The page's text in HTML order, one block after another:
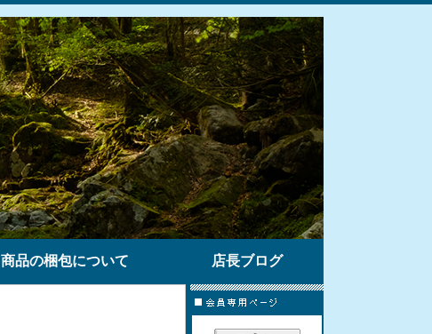
商品の梱包について 店長ブログ